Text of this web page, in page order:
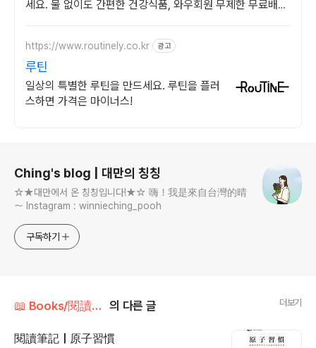
세요. 물 없이도 간편한 건강식품, 와우회원 무제한 무료배송
https://www.routinely.co.kr 광고
루틴
일상의 특별한 루틴을 만드세요. 루틴을 플러
스하면 가격은 마이너스!
Ching's blog | 대만의 칭칭
☆★대만에서 온 칭칭입니다!★☆ 嗨！我是來自台灣的晴
～ Instagram : winnieching_pooh
구독하기
📖 Books/閱讀筆記 의 다른 글 더보기
閱讀筆記｜原子習慣